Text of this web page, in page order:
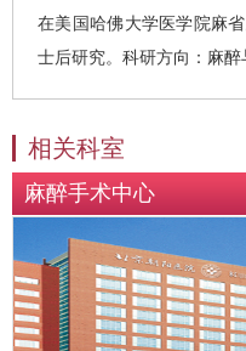
在美国哈佛大学医学院麻
士后研究。科研方向：麻醉
相关科室
麻醉手术中心